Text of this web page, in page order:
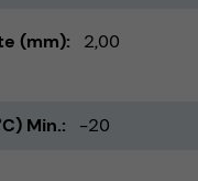
(mm) 2,00
Min. -20